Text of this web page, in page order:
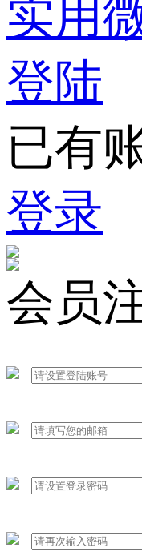
实用
登陆
已有
登录
会员